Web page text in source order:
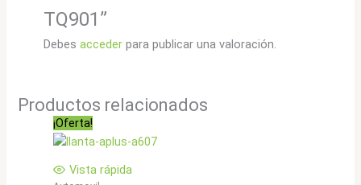
TQ901”
Debes accederpara publicar una valoración.
Productos relacionados
¡Oferta!
Vista rápida